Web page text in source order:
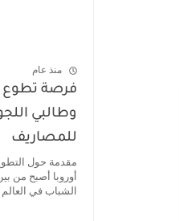
منذ عام
فرصة تطوع
وطالبي
للمصاريف
مقدمة حول
أوروبا أصبح من
الشباب في